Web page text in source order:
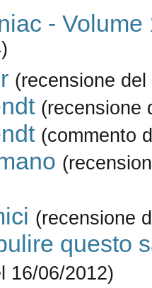
- Volume
(recensione
(recensione
(commento
(recensione
questo
16/06/2012)